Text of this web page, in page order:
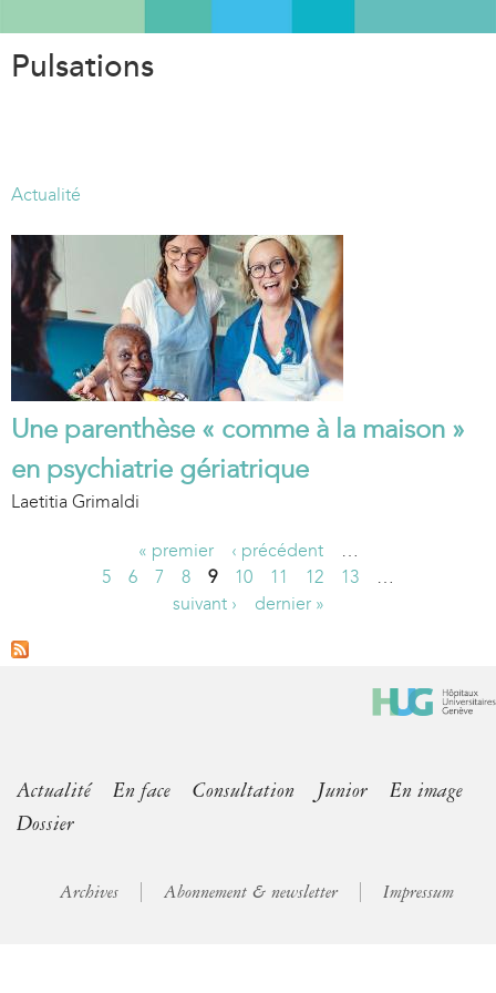
Pulsations
Actualité
Une parenthèse « comme à la maison »
en psychiatrie gériatrique
Laetitia Grimaldi
g
« premier ‹ précédent
…
5
6 7 8 9 10 11 12 13
…
suivant ›
dernier »
Actualité En face Consultation Junior
En image
Dossier
Archives Abonnement & newsletter Impressum